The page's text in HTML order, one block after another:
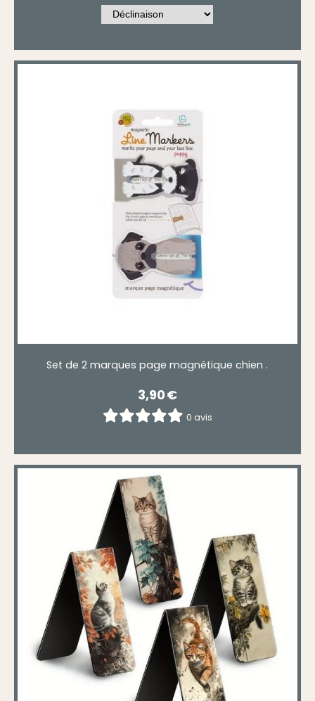
Set de 2 marques page magnétique chien .
3,90€
0 avis